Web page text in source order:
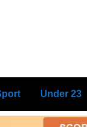
Under 23